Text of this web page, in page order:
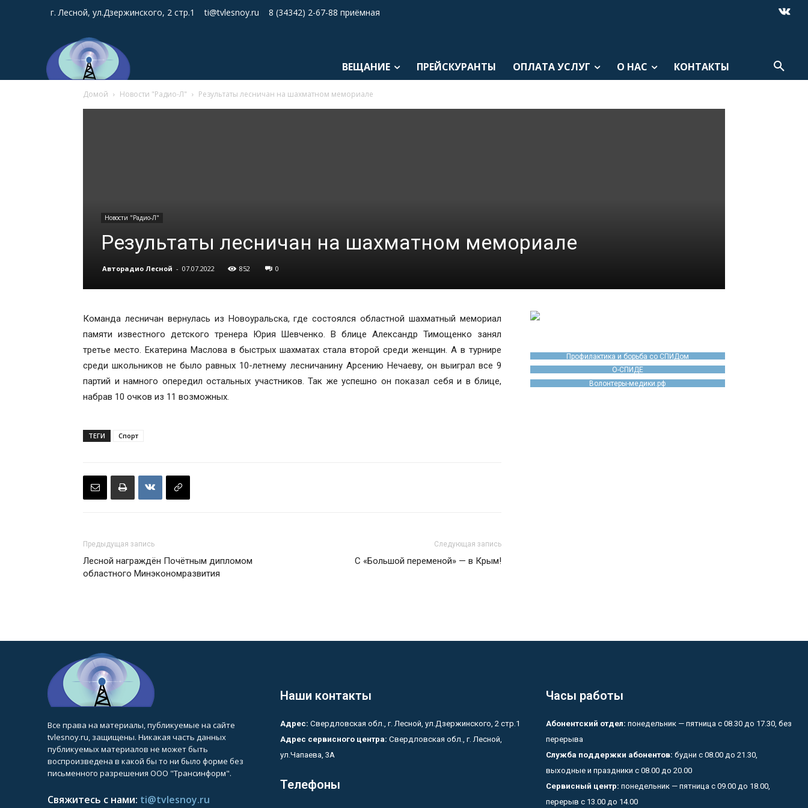
г. Лесной, ул.Дзержинского, 2 стр.1 ti@tvlesnoy.ru 8 (34342) 2-67-88 приёмная
ВЕЩАНИЕ ПРЕЙСКУРАНТЫ ОПЛАТА УСЛУГ О НАС КОНТАКТЫ
Домой Новости "Радио-Л" Результаты лесничан на шахматном мемориале
Новости "Радио-Л"
Результаты лесничан на шахматном мемориале
Авторадио Лесной - 07.07.2022 852 0
Команда лесничан вернулась из Новоуральска, где состоялся областной шахматный мемориал
памяти известного детского тренера Юрия Шевченко. В блице Александр Тимощенко занял
третье место. Екатерина Маслова в быстрых шахматах стала второй среди женщин. А в турнире
среди школьников не было равных 10-летнему лесничанину Арсению Нечаеву, он выиграл все 9
партий и намного опередил остальных участников. Так же успешно он показал себя и в блице,
набрав 10 очков из 11 возможных.
ТЕГИ Спорт
Предыдущая запись
Лесной награждён Почётным дипломом
областного Минэкономразвития
Следующая запись
С «Большой переменой» — в Крым!
Профилактика и борьба со СПИДом
О-СПИДЕ
Волонтеры-медики.рф
Все права на материалы, публикуемые на сайте
tvlesnoy.ru, защищены. Никакая часть данных
публикуемых материалов не может быть
воспроизведена в какой бы то ни было форме без
письменного разрешения ООО "Трансинформ".
Свяжитесь с нами: ti@tvlesnoy.ru
Наши контакты
Адрес: Свердловская обл., г. Лесной, ул.Дзержинского, 2 стр.1
Адрес сервисного центра: Свердловская обл., г. Лесной,
ул.Чапаева, 3А
Телефоны
Часы работы
Абонентский отдел: понедельник — пятница с 08.30 до 17.30, без
перерыва
Служба поддержки абонентов: будни с 08.00 до 21.30,
выходные и праздники с 08.00 до 20.00
Сервисный центр: понедельник — пятница с 09.00 до 18.00,
перерыв с 13.00 до 14.00